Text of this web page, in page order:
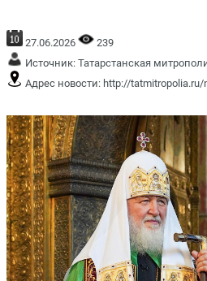
27.06.2026
239
Источник: Татарстанская
Адрес новости: http://